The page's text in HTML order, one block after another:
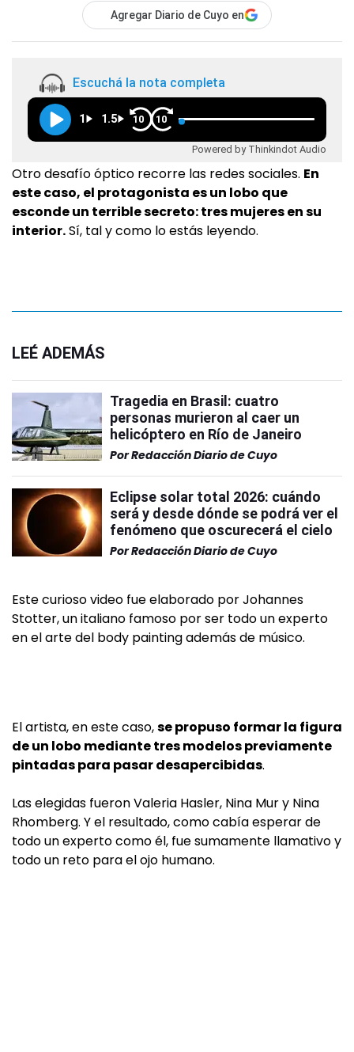
Agregar Diario de Cuyo en
Escuchá la nota completa
1 1.5 10 10
Powered by Thinkindot Audio
Otro desafío óptico recorre las redes sociales. En
este caso, el protagonista es un lobo que
esconde un terrible secreto: tres mujeres en su
interior.Sí, tal y como lo estás leyendo.
LEÉ ADEMÁS
Tragedia en Brasil: cuatro
personas murieron al caer un
helicóptero en Río de Janeiro
PorRedacción Diario de Cuyo
Eclipse solar total 2026: cuándo
será y desde dónde se podrá ver el
fenómeno que oscurecerá el cielo
PorRedacción Diario de Cuyo
Este curioso video fue elaborado por Johannes
Stotter, un italiano famoso por ser todo un experto
en el arte del body painting además de músico.
El artista, en este caso,se propuso formar la figura
de un lobo mediante tres modelos previamente
pintadas para pasar desapercibidas.
Las elegidas fueron Valeria Hasler, Nina Mur y Nina
Rhomberg. Y el resultado, como cabía esperar de
todo un experto como él, fue sumamente llamativo y
todo un reto para el ojo humano.